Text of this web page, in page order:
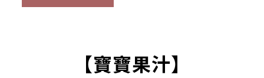
【寶寶果汁】